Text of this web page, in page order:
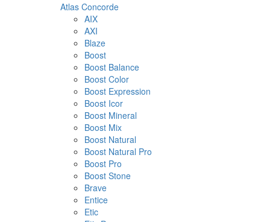
Atlas Concorde
AIX
AXI
Blaze
Boost
Boost Balance
Boost Color
Boost Expression
Boost Icor
Boost Mineral
Boost Mix
Boost Natural
Boost Natural Pro
Boost Pro
Boost Stone
Brave
Entice
Etic